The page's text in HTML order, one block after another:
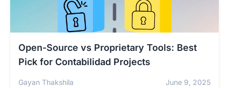
Open-Source vs Proprietary Tools: Best
Pick for Contabilidad Projects
Gayan Thakshila June 9, 2025